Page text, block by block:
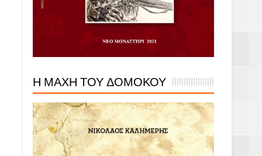
Η ΜΑΧΗ ΤΟΥ ΔΟΜΟΚΟΥ